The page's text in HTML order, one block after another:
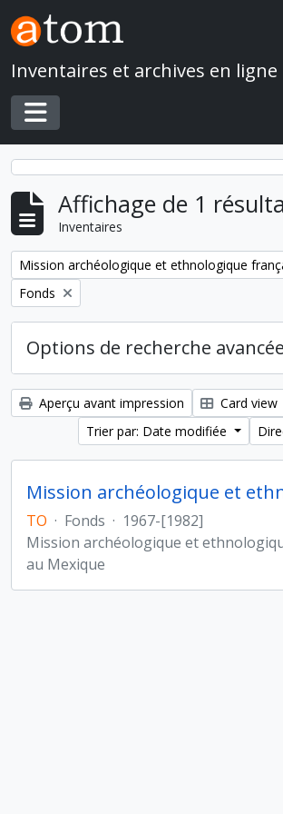
Skip to main content
Inventaires et archives en ligne
Toggle navigation
Affichage de 1
Inventaires
Remove filter:
Remove filter:
Fonds
Options de recherche avancée
Aperçu avant impression Card view
Trier par: Date modifiée
TO · Fonds · 1967-[1982]
Mission archéologique et
au Mexique